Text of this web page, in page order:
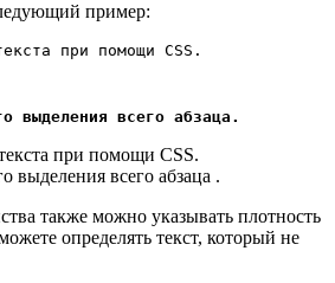
пример:
при помощи CSS.
выделения всего абзаца.
при помощи CSS.
всего абзаца .
также можно указывать плотность
определять текст, который не